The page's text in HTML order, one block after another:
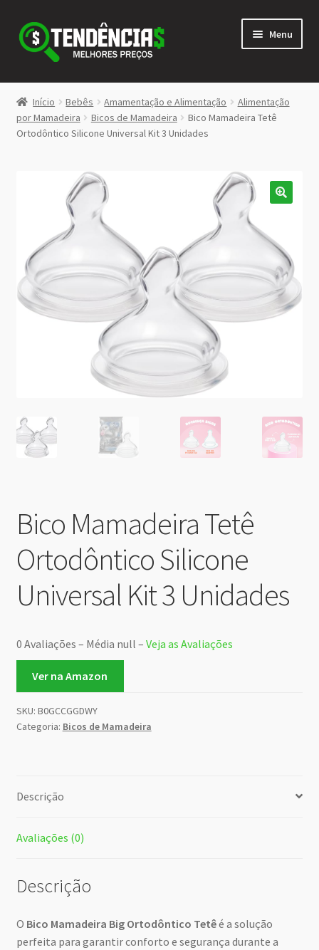
Pular
para
navegação
Pular
para
conteúdo
Menu
LOJA
<>
Início Bebês Amamentação e Alimentação
Alimentação
por Mamadeira
Bicos de Mamadeira
Bico Mamadeira Tetê
Ortodôntico Silicone Universal Kit 3 Unidades
Bico Mamadeira Tetê
Ortodôntico Silicone
Universal Kit 3 Unidades
0 Avaliações – Média null – Veja as Avaliações
Ver na Amazon
SKU: B0GCCGGDWY
Categoria: Bicos de Mamadeira
Descrição
Avaliações (0)
Descrição
O Bico Mamadeira Big Ortodôntico Tetêé a solução
perfeita para garantir conforto e segurança durante a